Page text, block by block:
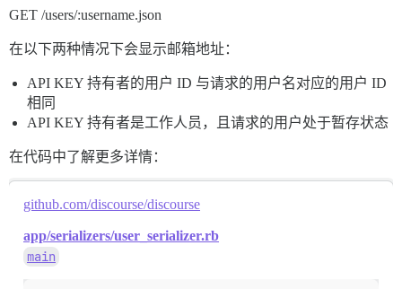
GET /users/:username.json
在以下两种情况下会显示邮箱地址：
API KEY 持有者的用户 ID 与请求的用户名对应的用户 ID
相同
API KEY 持有者是工作人员，且请求的用户处于暂存状态
在代码中了解更多详情：
github.com/discourse/discourse
app/serializers/user_serializer.rb
main